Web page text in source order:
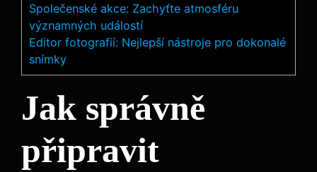
Společenské akce: Zachyťte atmosféru
významných událostí
Editor fotografií: Nejlepší nástroje pro dokonalé
snímky
Jak správně
připravit